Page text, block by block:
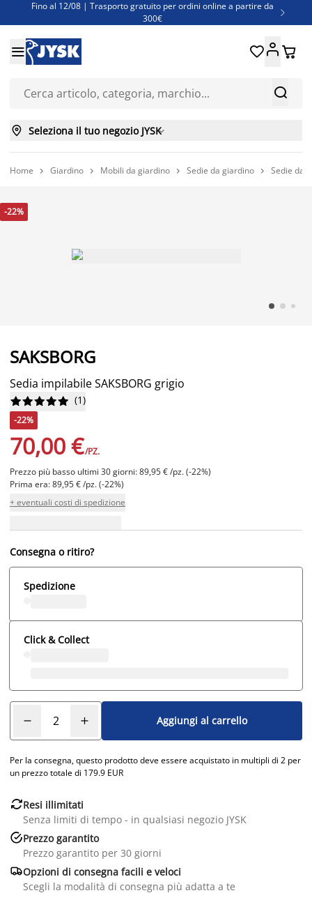
Fino al 12/08 | Trasporto gratuito per ordini online a partire da
300€

Super offerte d'estate | Oltre 1.500 articoli fino al 70%
Finanziamenti - Scegli il piano di rimborso più adatto a te


 
 Seleziona il tuo negozio JYSK
Home  Giardino  Mobili da giardino  Sedie da giardino  Sedie da
-22%
SAKSBORG
Sedia impilabile SAKSBORG grigio





 (1)
-22%
70,00 €/PZ.
Prezzo più basso ultimi 30 giorni: 89,95 € /pz. (-22%)
Prima era: 89,95 € /pz. (-22%)
+ eventuali costi di spedizione
Consegna o ritiro?
Spedizione
Click & Collect
Aggiungi al carrello
Per la consegna, questo prodotto deve essere acquistato in multipli di 2 per
un prezzo totale di 179.9 EUR
Resi illimitati
Senza limiti di tempo - in qualsiasi negozio JYSK
Prezzo garantito
Prezzo garantito per 30 giorni
Opzioni di consegna facili e veloci
Scegli la modalità di consegna più adatta a te